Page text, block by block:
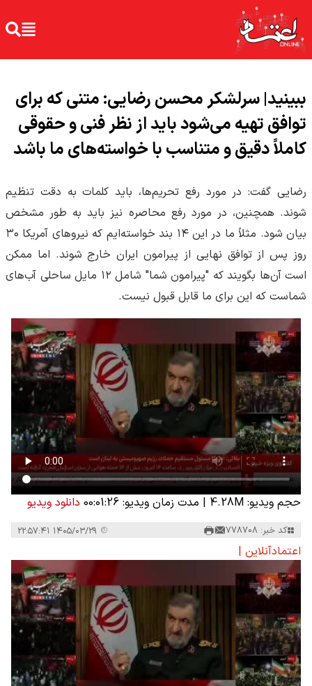
ببینید| سرلشکر محسن رضایی: متنی که برای
توافق تهیه می‌شود باید از نظر فنی و حقوقی
کاملاً دقیق و متناسب با خواسته‌های ما باشد
رضایی گفت: در مورد رفع تحریم‌ها، باید کلمات به دقت تنظیم
شوند. همچنین، در مورد رفع محاصره نیز باید به طور مشخص
بیان شود. مثلاً ما در این ۱۴ بند خواسته‌ایم که نیروهای آمریکا ۳۰
روز پس از توافق نهایی از پیرامون ایران خارج شوند. اما ممکن
است آن‌ها بگویند که "پیرامون شما" شامل ۱۲ مایل ساحلی آب‌های
شماست که این برای ما قابل قبول نیست.
حجم ویدیو: 4.28M | مدت زمان ویدیو: 00:01:26 دانلود ویدیو
کد خبر: 778708
اعتمادآنلاین |